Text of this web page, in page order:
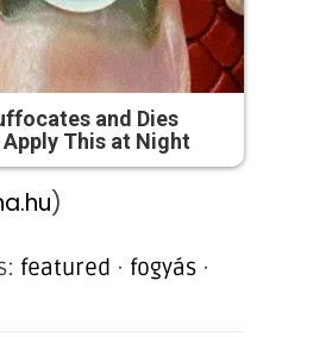
and Dies
Apply This at Night
)
featured · fogyás ·